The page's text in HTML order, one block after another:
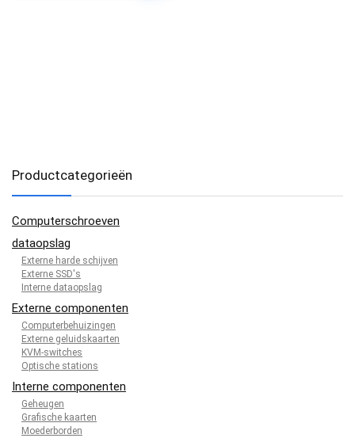
Productcategorieën
Computerschroeven
dataopslag
Externe harde schijven
Externe SSD's
Interne dataopslag
Externe componenten
Computerbehuizingen
Externe geluidskaarten
KVM-switches
Optische stations
Interne componenten
Geheugen
Grafische kaarten
Moederborden